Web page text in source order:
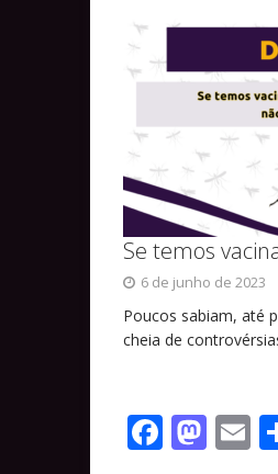
Se temos
6 de junho de 2023
Poucos sabiam, até
cheia de
F M E